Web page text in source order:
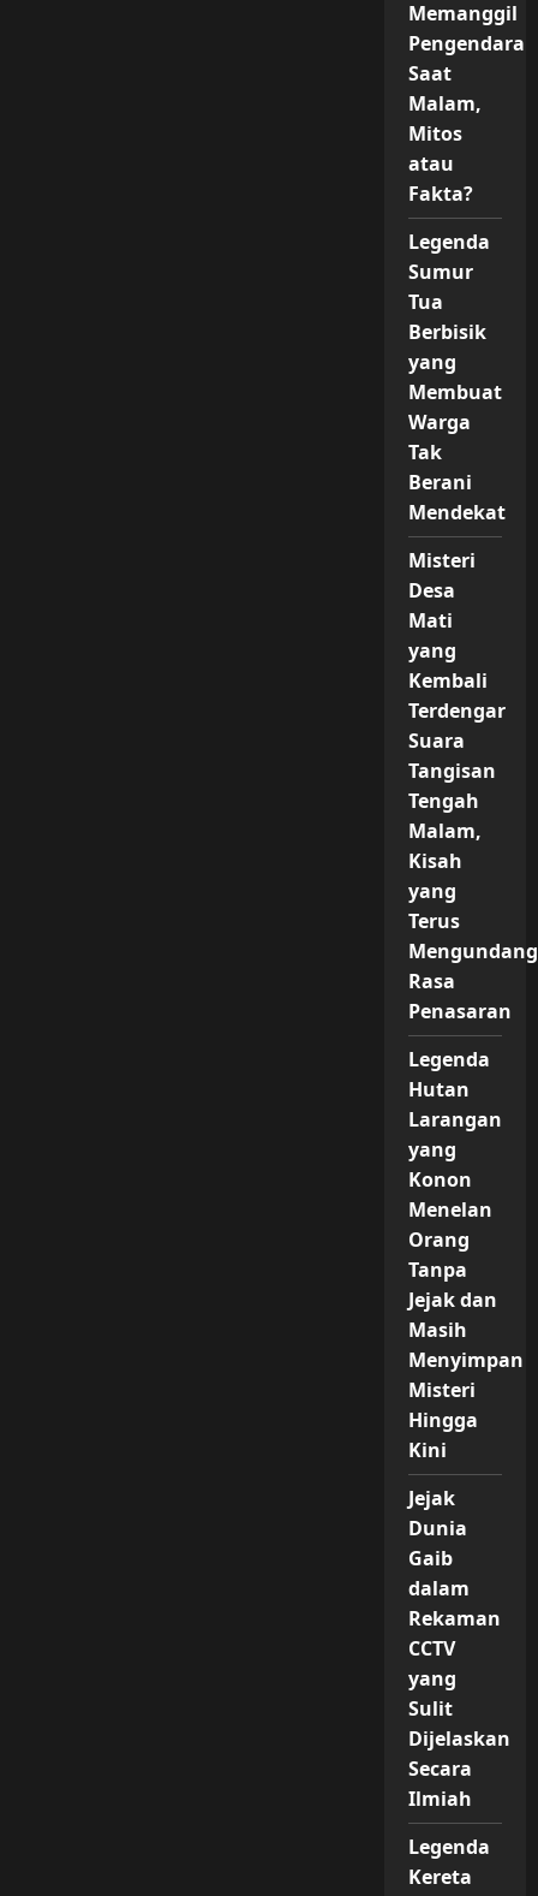
Memanggil
Pengendara
Saat
Malam,
Mitos
atau
Fakta?
Legenda
Sumur
Tua
Berbisik
yang
Membuat
Warga
Tak
Berani
Mendekat
Misteri
Desa
Mati
yang
Kembali
Terdengar
Suara
Tangisan
Tengah
Malam,
Kisah
yang
Terus
Mengundang
Rasa
Penasaran
Legenda
Hutan
Larangan
yang
Konon
Menelan
Orang
Tanpa
Jejak dan
Masih
Menyimpan
Misteri
Hingga
Kini
Jejak
Dunia
Gaib
dalam
Rekaman
CCTV
yang
Sulit
Dijelaskan
Secara
Ilmiah
Legenda
Kereta